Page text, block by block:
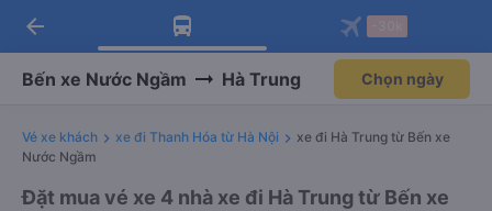
Tải app Vexere ngay!
Nhận ưu đãi thành viên độc
Mở app
Tải app Vexere
-30k/ghế khi đặt vé máy bay qua
Mở app
arrow_back
Bến xe Nước Ngầm Hà Trung Chọn ngày
Vé xe khách xe đi Thanh Hóa từ Hà Nội
xe đi Hà Trung từ Bến xe
Nước Ngầm
Đặt mua vé xe 4 nhà xe đi Hà Trung từ Bến xe